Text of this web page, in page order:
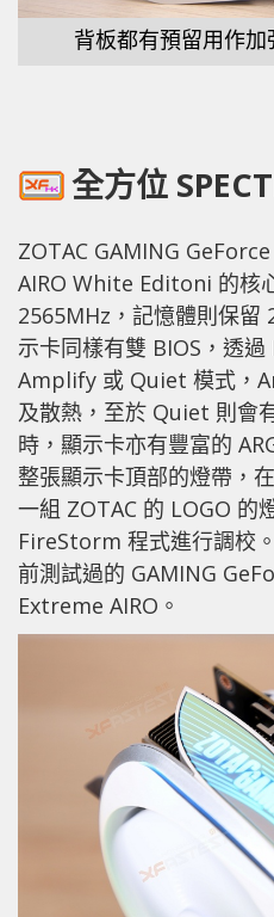
背板都有預留用作
全方位
ZOTAC GAMING
AIRO White Editoni 的核
2565MHz，記憶體則保留
示卡同樣有雙 BIOS，透
Amplify 或 Quiet 模式，
及散熱，至於 Quiet 則會
時，顯示卡亦有豐富的
整張顯示卡頂部的燈帶，
一組 ZOTAC 的 LOGO 的
FireStorm 程式進行調校
前測試過的 GAMING
Extreme AIRO。